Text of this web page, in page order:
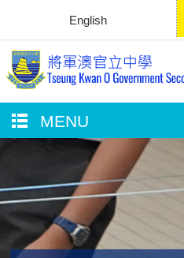
English
MENU